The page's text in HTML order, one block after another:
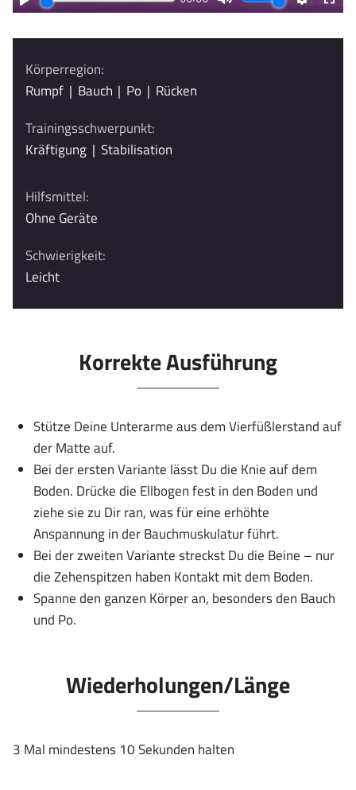
Körperregion:
Rumpf | Bauch | Po | Rücken
Trainingsschwerpunkt:
Kräftigung | Stabilisation
Hilfsmittel:
Ohne Geräte
Schwierigkeit:
Leicht
Korrekte Ausführung
Stütze Deine Unterarme aus dem Vierfüßlerstand auf
der Matte auf.
Bei der ersten Variante lässt Du die Knie auf dem
Boden. Drücke die Ellbogen fest in den Boden und
ziehe sie zu Dir ran, was für eine erhöhte
Anspannung in der Bauchmuskulatur führt.
Bei der zweiten Variante streckst Du die Beine – nur
die Zehenspitzen haben Kontakt mit dem Boden.
Spanne den ganzen Körper an, besonders den Bauch
und Po.
Wiederholungen/Länge
3 Mal mindestens 10 Sekunden halten